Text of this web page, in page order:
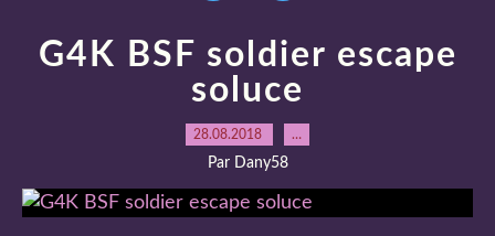
G4K BSF soldier escape
soluce
28.08.2018 …
Par Dany58